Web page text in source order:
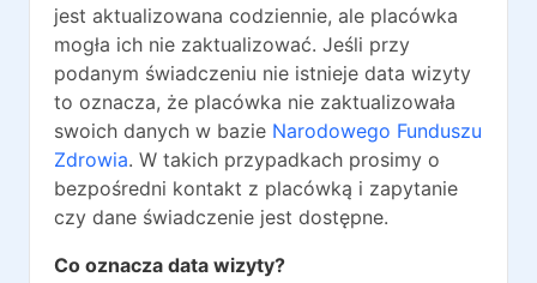
jest aktualizowana codziennie, ale placówka
mogła ich nie zaktualizować. Jeśli przy
podanym świadczeniu nie istnieje data wizyty
to oznacza, że placówka nie zaktualizowała
swoich danych w bazie Narodowego Funduszu
Zdrowia. W takich przypadkach prosimy o
bezpośredni kontakt z placówką i zapytanie
czy dane świadczenie jest dostępne.
Co oznacza data wizyty?